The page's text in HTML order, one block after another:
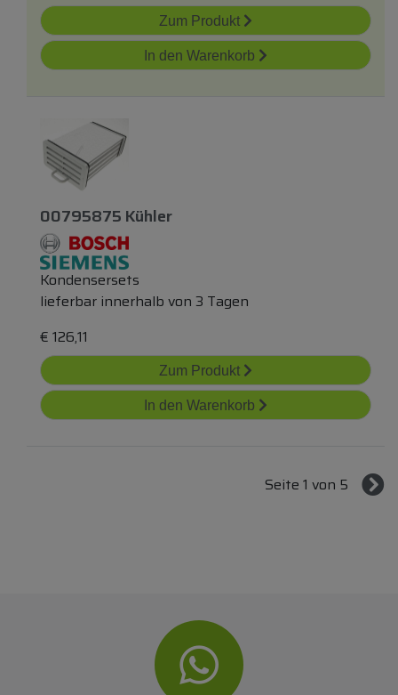
Zum Produkt
In den Warenkorb
00795875 Kühler
Kondensersets
lieferbar innerhalb von 3 Tagen
€ 126,11
Zum Produkt
In den Warenkorb
Seite 1 von 5